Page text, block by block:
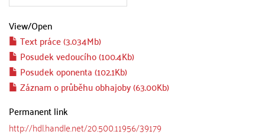
View/Open
Text práce (3.034Mb)
Posudek vedoucího (100.4Kb)
Posudek oponenta (102.1Kb)
Záznam o průběhu obhajoby (63.00Kb)
Permanent link
http://hdl.handle.net/20.500.11956/39179